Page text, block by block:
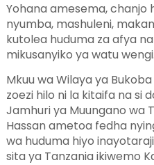
Yohana amesema,
nyumba, mashuleni,
kutolea huduma za afya
mikusanyiko ya watu wengi.
Mkuu wa Wilaya ya
zoezi hilo ni la kitaifa na si
Jamhuri ya Muungano wa
Hassan ametoa fedha
wa huduma hiyo
sita ya Tanzania ikiwemo